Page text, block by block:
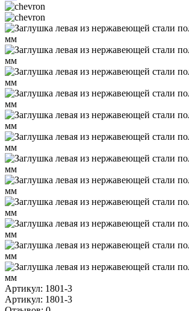
Артикул: 1801-3
Артикул: 1801-3